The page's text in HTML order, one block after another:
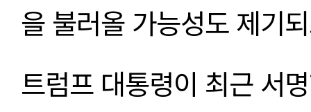
을 불러올 가능성도 제기
트럼프 대통령이 최근 서